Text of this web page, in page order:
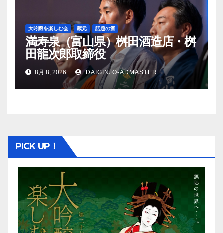
大吟醸を楽しむ会 蔵元 話題の酒
満寿泉（富山県）桝田酒造店・桝
田龍次郎取締役
8月 8, 2026 DAIGINJO-ADMASTER
PICK UP！